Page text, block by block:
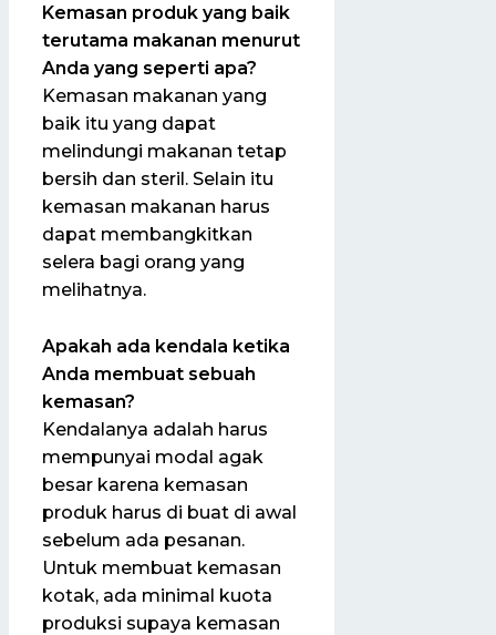
Kemasan produk yang baik
terutama makanan menurut
Anda yang seperti apa?
Kemasan makanan yang
baik itu yang dapat
melindungi makanan tetap
bersih dan steril. Selain itu
kemasan makanan harus
dapat membangkitkan
selera bagi orang yang
melihatnya.
Apakah ada kendala ketika
Anda membuat sebuah
kemasan?
Kendalanya adalah harus
mempunyai modal agak
besar karena kemasan
produk harus di buat di awal
sebelum ada pesanan.
Untuk membuat kemasan
kotak, ada minimal kuota
produksi supaya kemasan